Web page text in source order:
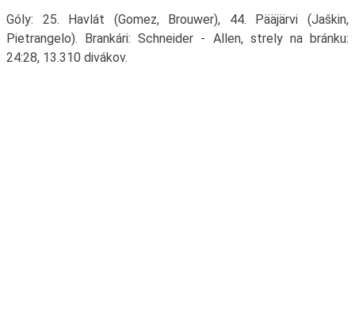
Góly: 25. Havlát (Gomez, Brouwer), 44. Pääjärvi (Jaškin,
Pietrangelo). Brankári: Schneider - Allen, strely na bránku:
24:28, 13.310 divákov.